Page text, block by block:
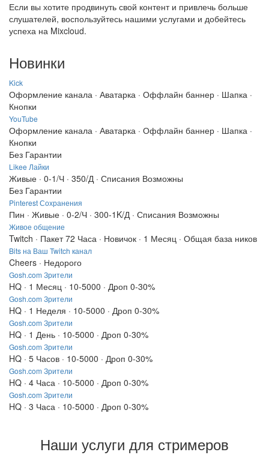
Если вы хотите продвинуть свой контент и привлечь больше
слушателей, воспользуйтесь нашими услугами и добейтесь
успеха на Mixcloud.
Новинки
Kick
Оформление канала · Аватарка · Оффлайн баннер · Шапка ·
Кнопки
YouTube
Оформление канала · Аватарка · Оффлайн баннер · Шапка ·
Кнопки
Без Гарантии
Likee Лайки
Живые · 0-1/Ч · 350/Д · Списания Возможны
Без Гарантии
Pinterest Сохранения
Пин · Живые · 0-2/Ч · 300-1K/Д · Списания Возможны
Живое общение
Twitch · Пакет 72 Часа · Новичок · 1 Месяц · Общая база ников
Bits на Ваш Twitch канал
Cheers · Недорого
Gosh.com Зрители
HQ · 1 Месяц · 10-5000 · Дроп 0-30%
Gosh.com Зрители
HQ · 1 Неделя · 10-5000 · Дроп 0-30%
Gosh.com Зрители
HQ · 1 День · 10-5000 · Дроп 0-30%
Gosh.com Зрители
HQ · 5 Часов · 10-5000 · Дроп 0-30%
Gosh.com Зрители
HQ · 4 Часа · 10-5000 · Дроп 0-30%
Gosh.com Зрители
HQ · 3 Часа · 10-5000 · Дроп 0-30%
Наши услуги для стримеров